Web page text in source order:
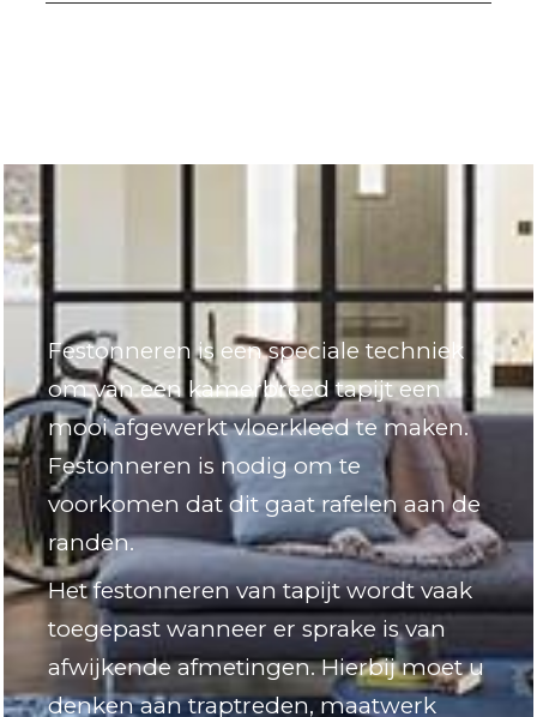
Festonneren is een speciale techniek
om van een kamerbreed tapijt een
mooi afgewerkt vloerkleed te maken.
Festonneren is nodig om te
voorkomen dat dit gaat rafelen aan de
randen.
Het festonneren van tapijt wordt vaak
toegepast wanneer er sprake is van
afwijkende afmetingen. Hierbij moet u
denken aan traptreden, maatwerk